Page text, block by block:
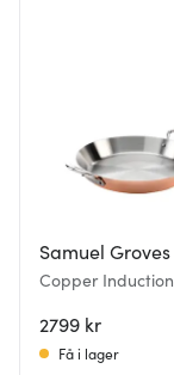
Samuel Groves
Copper Induction
2799 kr
Få i lager